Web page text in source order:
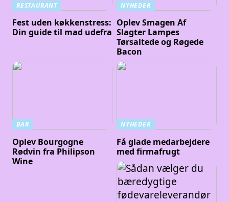
RESTAURANT
Fest uden køkkenstress:
Din guide til mad udefra
NYHEDER
Oplev Smagen Af
Slagter Lampes
Tørsaltede og Røgede
Bacon
BAR
Oplev Bourgogne
Rødvin fra Philipson
Wine
NYHEDER
Få glade medarbejdere
med firmafrugt